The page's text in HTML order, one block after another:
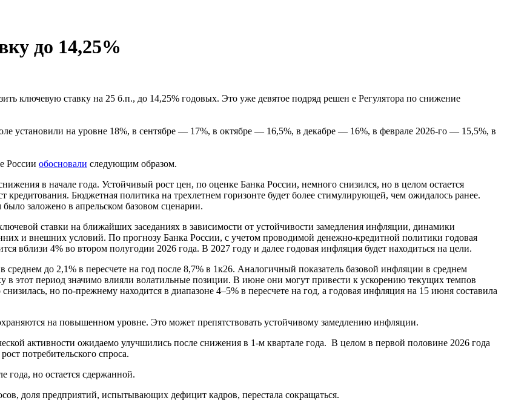
до 14,25%
ключевую ставку на 25 б.п., до 14,25% годовых. Это уже девятое подряд решен е Регулятора по снижение
установили на уровне 18%, в сентябре — 17%, в октябре — 16,5%, в декабре — 16%, в феврале 2026-го — 15,5%, в
России обосновали следующим образом.
в начале года. Устойчивый рост цен, по оценке Банка России, немного снизился, но в целом остается
кредитования. Бюджетная политика на трехлетнем горизонте будет более стимулирующей, чем ожидалось ранее.
заложено в апрельском базовом сценарии.
ставки на ближайших заседаниях в зависимости от устойчивости замедления инфляции, динамики
и внешних условий. По прогнозу Банка России, с учетом проводимой денежно-кредитной политики годовая
вблизи 4% во втором полугодии 2026 года. В 2027 году и далее годовая инфляция будет находиться на цели.
среднем до 2,1% в пересчете на год после 8,7% в 1к26. Аналогичный показатель базовой инфляции в среднем
этот период значимо влияли волатильные позиции. В июне они могут привести к ускорению текущих темпов
но по-прежнему находится в диапазоне 4–5% в пересчете на год, а годовая инфляция на 15 июня составила
на повышенном уровне. Это может препятствовать устойчивому замедлению инфляции.
активности ожидаемо улучшились после снижения в 1-м квартале года. В целом в первой половине 2026 года
потребительского спроса.
года, но остается сдержанной.
доля предприятий, испытывающих дефицит кадров, перестала сокращаться.